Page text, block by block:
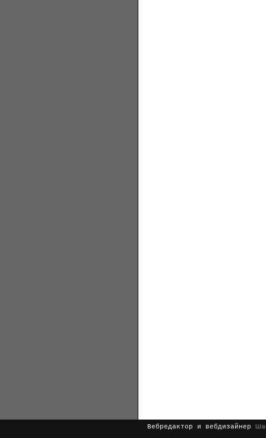
Вебредактор и вебдизайнер